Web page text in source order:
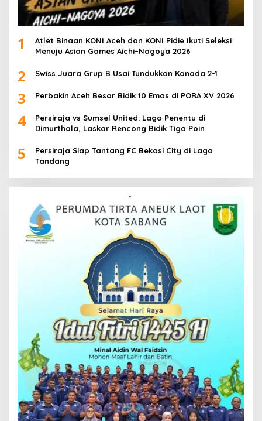
1
Atlet Binaan KONI Aceh dan KONI Pidie Ikuti Seleksi
Menuju Asian Games Aichi–Nagoya 2026
2 Swiss Juara Grup B Usai Tundukkan Kanada 2-1
3 Perbakin Aceh Besar Bidik 10 Emas di PORA XV 2026
4
Persiraja vs Sumsel United: Laga Penentu di
Dimurthala, Laskar Rencong Bidik Tiga Poin
5
Persiraja Siap Tantang FC Bekasi City di Laga
Tandang